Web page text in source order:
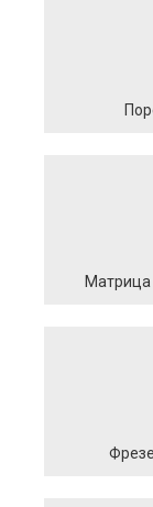
Матрица